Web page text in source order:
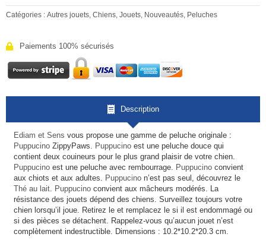
Catégories : Autres jouets Chiens Jouets Nouveautés Peluches
Paiements 100% sécurisés
Description
Ediam et Sens vous propose une gamme de peluche originale :
Puppucino ZippyPaws. Puppucino est une peluche douce qui
contient deux couineurs pour le plus grand plaisir de votre chien.
Puppucino est une peluche avec rembourrage. Puppucino convient
aux chiots et aux adultes. Puppucino n’est pas seul, découvrez le
Thé au lait Puppucino convient aux mâcheurs modérés. La
résistance des jouets dépend des chiens. Surveillez toujours votre
chien lorsqu’il joue. Retirez le et remplacez le si il est endommagé ou
si des pièces se détachent. Rappelez-vous qu’aucun jouet n’est
complètement indestructible. Dimensions : 10.2*10.2*20.3 cm.